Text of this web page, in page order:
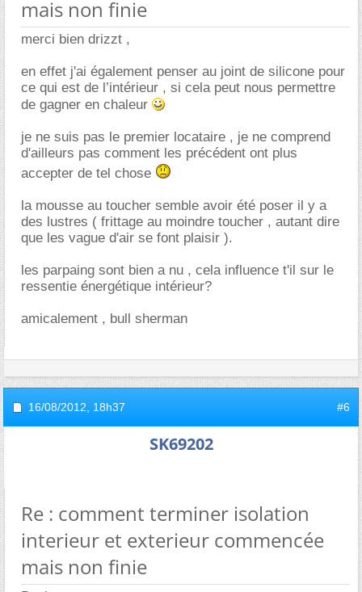
mais non finie
merci bien drizzt ,
en effet j'ai également penser au joint de silicone pour
ce qui est de l’intérieur , si cela peut nous permettre
de gagner en chaleur
je ne suis pas le premier locataire , je ne comprend
d'ailleurs pas comment les précédent ont plus
accepter de tel chose
la mousse au toucher semble avoir été poser il y a
des lustres ( frittage au moindre toucher , autant dire
que les vague d'air se font plaisir ).
les parpaing sont bien a nu , cela influence t'il sur le
ressentie énergétique intérieur?
amicalement , bull sherman
16/08/2012, 18h37 #6
SK69202
Re : comment terminer isolation
interieur et exterieur commencée
mais non finie